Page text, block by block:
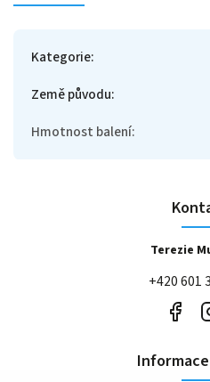
Kategorie:
Země původu:
Hmotnost balení:
Terezie
+420 601